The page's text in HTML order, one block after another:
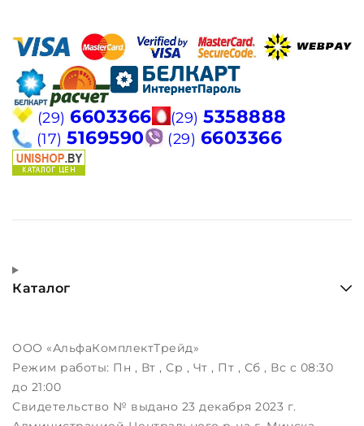
(29) 6603366 (29) 5358888
(17) 5169590 (29) 6603366
Каталог
ООО «АльфаКомплектТрейд»
Режим работы: Пн , Вт , Ср , Чт , Пт , Сб , Вс c 08:30
до 21:00
Свидетельство № выдано 23 декабря 2023 г.